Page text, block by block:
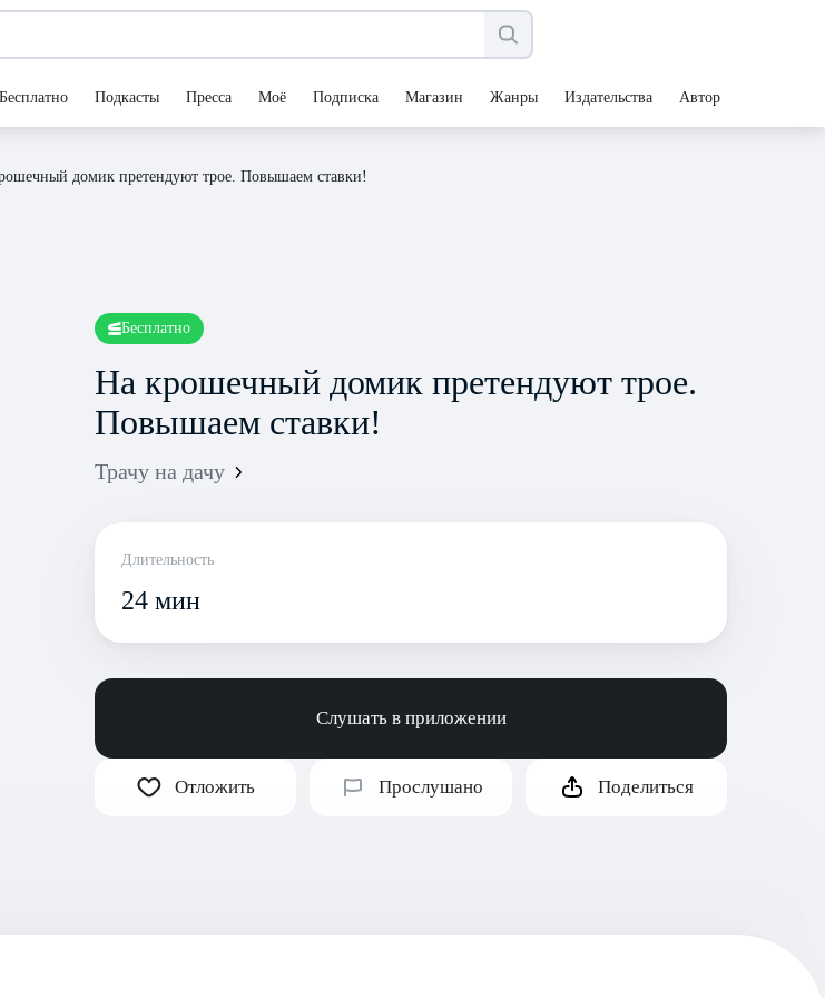
Бесплатно Подкасты Пресса Моё Подписка Магазин Жанры Издательства Авторы
домик претендуют трое. Повышаем ставки!
Бесплатно
На крошечный домик претендуют трое.
Повышаем ставки!
Трачу на дачу
Длительность
24 мин
Слушать в приложении
Отложить Прослушано Поделиться